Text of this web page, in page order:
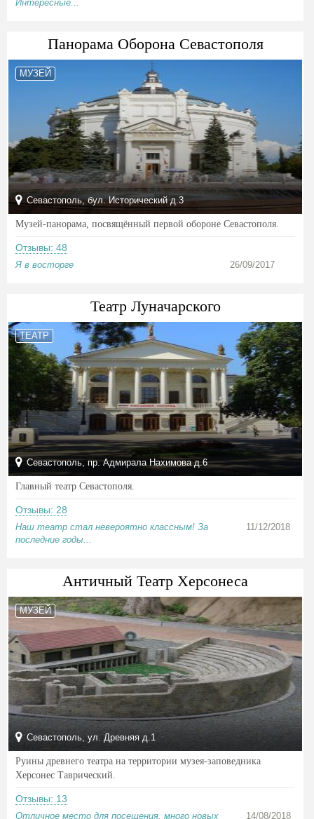
Интересные...
Панорама Оборона Севастополя
МУЗЕЙ
Севастополь, бул. Исторический д.3
Музей-панорама, посвящённый первой обороне Севастополя.
Отзывы: 48
Я в восторге 26/09/2017
Театр Луначарского
ТЕАТР
Севастополь, пр. Адмирала Нахимова д.6
Главный театр Севастополя.
Отзывы: 28
Наш театр стал невероятно классным! За
последние годы...
11/12/2018
Античный Театр Херсонеса
МУЗЕЙ
Севастополь, ул. Древняя д.1
Руины древнего театра на территории музея-заповедника
Херсонес Таврический.
Отзывы: 13
Отличное место для посещения, много новых 14/08/2018